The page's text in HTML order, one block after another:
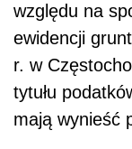
względu na
ewidencji
r. w
tytułu
mają wynieść